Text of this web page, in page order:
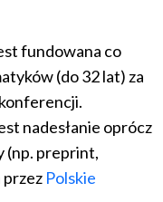
fundowana co
(do 32 lat) za
nadesłanie oprócz
(np. preprint,
Polskie